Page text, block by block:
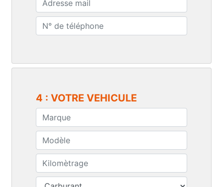
4 : VOTRE VEHICULE